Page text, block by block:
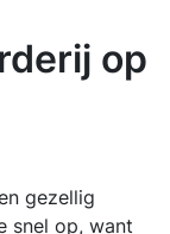
op
gezellig
snel op, want